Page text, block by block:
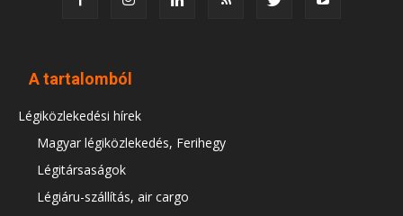
A tartalomból
Légiközlekedési hírek
Magyar légiközlekedés, Ferihegy
Légitársaságok
Légiáru-szállítás, air cargo